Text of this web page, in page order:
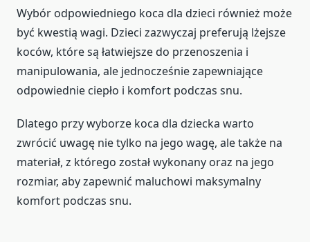
Wybór odpowiedniego koca dla dzieci również może
być kwestią wagi. Dzieci zazwyczaj preferują lżejsze
koców, które są łatwiejsze do przenoszenia i
manipulowania, ale jednocześnie zapewniające
odpowiednie ciepło i komfort podczas snu.
Dlatego przy wyborze koca dla dziecka warto
zwrócić uwagę nie tylko na jego wagę, ale także na
materiał, z którego został wykonany oraz na jego
rozmiar, aby zapewnić maluchowi maksymalny
komfort podczas snu.